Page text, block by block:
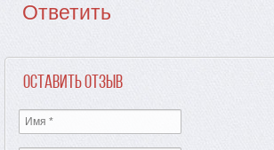
Ответить
Оставить отзыв